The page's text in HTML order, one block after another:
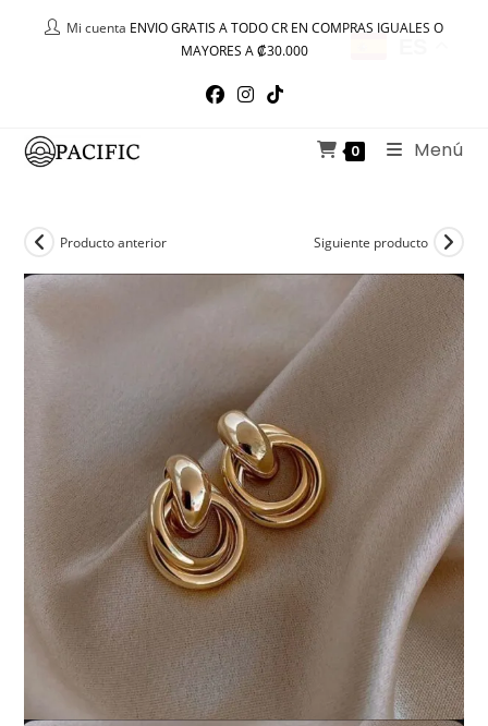
Mi cuenta ENVIO GRATIS A TODO CR EN COMPRAS IGUALES O
MAYORES A ₡30.000
0 Menú
Producto anterior Siguiente producto